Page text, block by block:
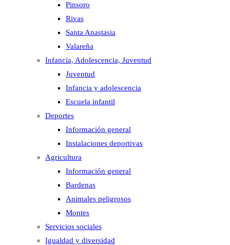
Pinsoro
Rivas
Santa Anastasia
Valareña
Infancia, Adolescencia, Juventud
Juventud
Infancia y adolescencia
Escuela infantil
Deportes
Información general
Instalaciones deportivas
Agricultura
Información general
Bardenas
Animales peligrosos
Montes
Servicios sociales
Igualdad y diversidad